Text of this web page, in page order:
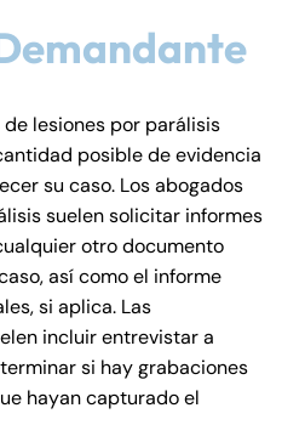
lesiones por parálisis
posible de evidencia
su caso. Los abogados
suelen solicitar informes
otro documento
así como el informe
si aplica. Las
incluir entrevistar a
si hay grabaciones
hayan capturado el
8:30 AM – 5:00
PM
8:30 AM – 5:00
PM
8:30 AM – 5:00
PM
8:30 AM – 5:00
PM
8:30 AM – 5:00
PM
8:30 AM – 5:00
PM
8:30 AM – 5:00
PM
8:30 AM – 5:00
PM